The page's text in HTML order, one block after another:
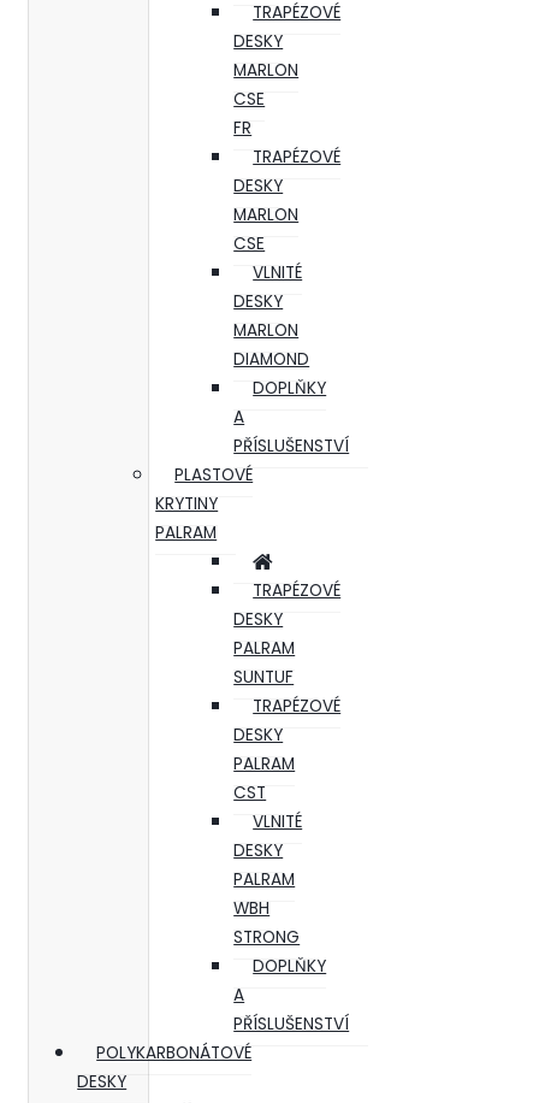
TRAPÉZOVÉ
DESKY
MARLON
CSE
FR
TRAPÉZOVÉ
DESKY
MARLON
CSE
VLNITÉ
DESKY
MARLON
DIAMOND
DOPLŇKY
A
PŘÍSLUŠENSTVÍ
PLASTOVÉ
KRYTINY
PALRAM
TRAPÉZOVÉ
DESKY
PALRAM
SUNTUF
TRAPÉZOVÉ
DESKY
PALRAM
CST
VLNITÉ
DESKY
PALRAM
WBH
STRONG
DOPLŇKY
A
PŘÍSLUŠENSTVÍ
POLYKARBONÁTOVÉ
DESKY